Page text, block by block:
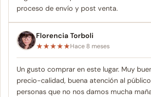
proceso de envío y post venta.
Florencia Torboli
★★★★★Hace 8 meses
Un gusto comprar en este lugar. Muy
precio-calidad, buena atención al
personas que no nos damos mucha